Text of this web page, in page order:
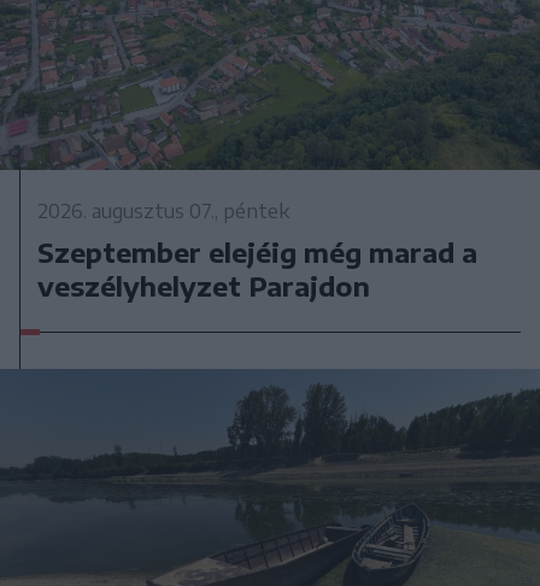
2026. augusztus 07., péntek
Szeptember elejéig még marad a
veszélyhelyzet Parajdon